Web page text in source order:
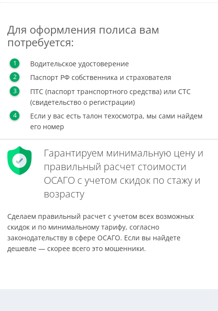
Для оформления полиса вам
потребуется:
Водительское удостоверение
Паспорт РФ собственника и страхователя
ПТС (паспорт транспортного средства) или СТС
(свидетельство о регистрации)
Если у вас есть талон техосмотра, мы сами найдем
его номер
Гарантируем минимальную цену и
правильный расчет стоимости
ОСАГО с учетом скидок по стажу и
возрасту
Сделаем правильный расчет с учетом всех возможных
скидок и по минимальному тарифу, согласно
законодательству в сфере ОСАГО. Если вы найдете
дешевле — скорее всего это мошенники.